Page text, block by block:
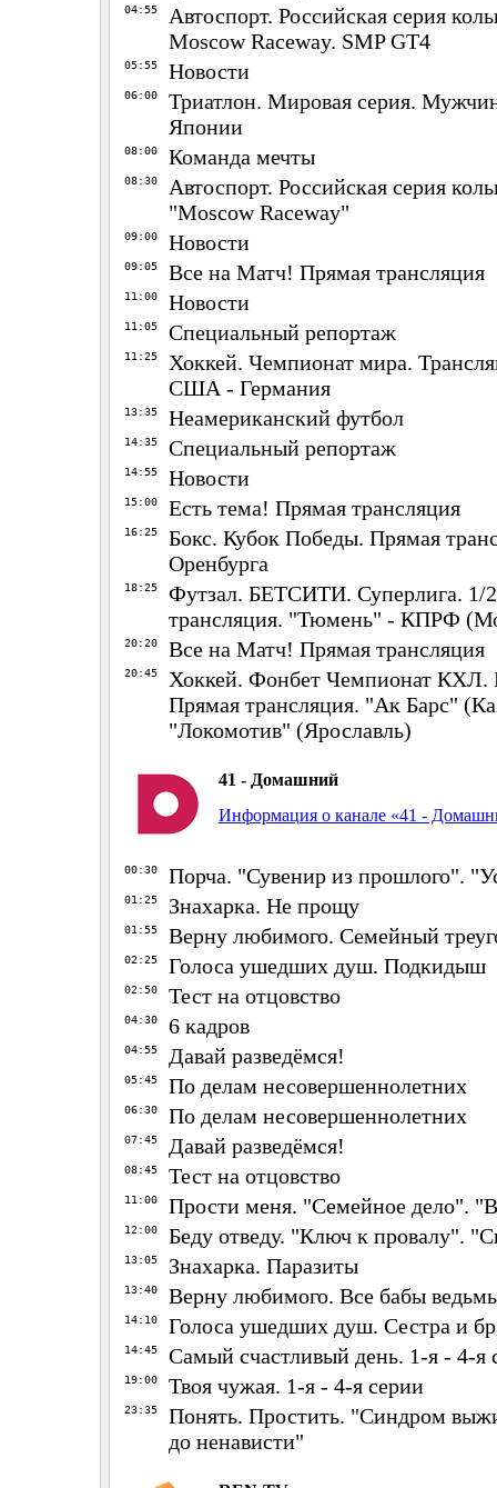
04:55
Автоспорт. Российская серия
Moscow Raceway. SMP GT4
05:55 Новости
06:00
Триатлон. Мировая серия.
Японии
08:00 Команда мечты
08:30
Автоспорт. Российская серия
"Moscow Raceway"
09:00 Новости
09:05 Все на Матч! Прямая трансляция
11:00 Новости
11:05 Специальный репортаж
11:25
Хоккей. Чемпионат мира.
США - Германия
13:35 Неамериканский футбол
14:35 Специальный репортаж
14:55 Новости
15:00 Есть тема! Прямая трансляция
16:25
Бокс. Кубок Победы. Прямая
Оренбурга
18:25
Футзал. БЕТСИТИ. Суперлига. 1/
трансляция. "Тюмень" - КПРФ
20:20 Все на Матч! Прямая трансляция
20:45
Хоккей. Фонбет Чемпионат КХЛ.
Прямая трансляция. "Ак Барс"
"Локомотив" (Ярославль)
41 - Домашний
Информация о канале «41 -
00:30 Порча. "Сувенир из прошлого".
01:25 Знахарка. Не прощу
01:55 Верну любимого. Семейный
02:25 Голоса ушедших душ. Подкидыш
02:50 Тест на отцовство
04:30 6 кадров
04:55 Давай разведёмся!
05:45 По делам несовершеннолетних
06:30 По делам несовершеннолетних
07:45 Давай разведёмся!
08:45 Тест на отцовство
11:00 Прости меня. "Семейное дело".
12:00 Беду отведу. "Ключ к провалу".
13:05 Знахарка. Паразиты
13:40 Верну любимого. Все бабы
14:10 Голоса ушедших душ. Сестра и
14:45 Самый счастливый день. 1-я - 4-я
19:00 Твоя чужая. 1-я - 4-я серии
23:35
Понять. Простить. "Синдром
до ненависти"